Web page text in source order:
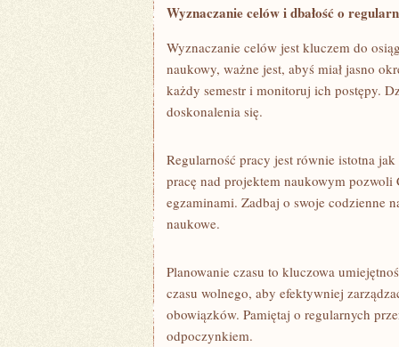
Wyznaczanie celów i dbałość o
Wyznaczanie celów jest ⁣kluczem do
naukowy, ważne jest, abyś miał jasno
⁢każdy semestr i monitoruj ‌ich postępy.
doskonalenia⁤ się.
Regularność pracy jest równie istotna
pracę nad projektem naukowym
egzaminami. Zadbaj o swoje codzienne
naukowe.
Planowanie czasu to‍ kluczowa
czasu wolnego, aby efektywniej
obowiązków. Pamiętaj o regularnych
odpoczynkiem.